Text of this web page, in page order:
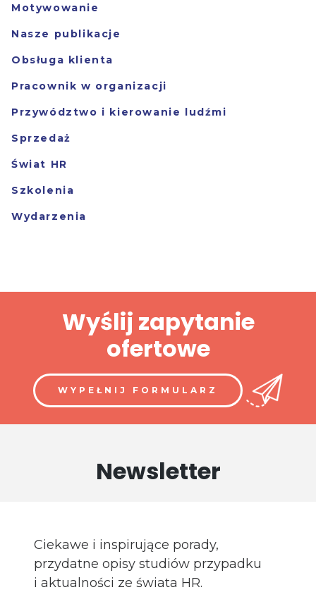
Motywowanie
Nasze publikacje
Obsługa klienta
Pracownik w organizacji
Przywództwo i kierowanie ludźmi
Sprzedaż
Świat HR
Szkolenia
Wydarzenia
Wyślij zapytanie
ofertowe
WYPEŁNIJ FORMULARZ
Newsletter
Ciekawe i inspirujące porady,
przydatne opisy studiów przypadku
i aktualności ze świata HR.